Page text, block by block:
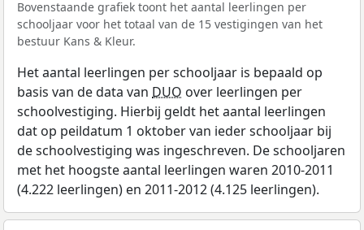
Bovenstaande grafiek toont het aantal leerlingen per
schooljaar voor het totaal van de 15 vestigingen van het
bestuur Kans & Kleur.
Het aantal leerlingen per schooljaar is bepaald op
basis van de data van DUO over leerlingen per
schoolvestiging. Hierbij geldt het aantal leerlingen
dat op peildatum 1 oktober van ieder schooljaar bij
de schoolvestiging was ingeschreven. De schooljaren
met het hoogste aantal leerlingen waren 2010-2011
(4.222 leerlingen) en 2011-2012 (4.125 leerlingen).